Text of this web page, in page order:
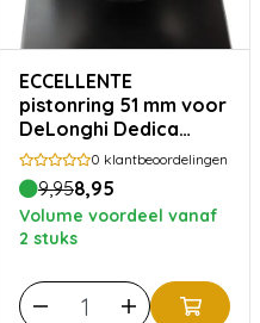
ECCELLENTE
pistonring 51 mm voor
DeLonghi Dedica
(EC680 & EC685)
0 klantbeoordelingen
9,958,95
Volume voordeel vanaf
2 stuks